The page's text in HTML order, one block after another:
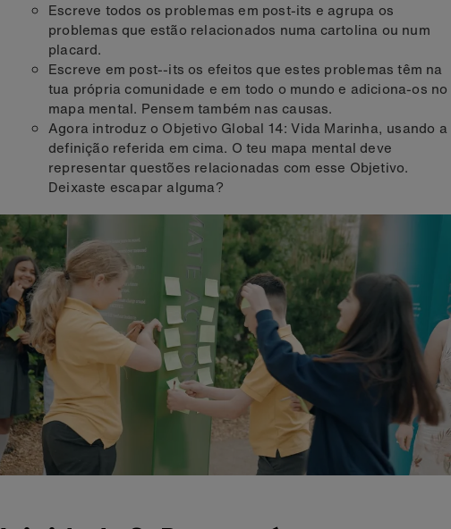
Escreve todos os problemas em post-its e agrupa os
problemas que estão relacionados numa cartolina ou num
placard.
Escreve em post--its os efeitos que estes problemas têm na
tua própria comunidade e em todo o mundo e adiciona-os no
mapa mental. Pensem também nas causas.
Agora introduz o Objetivo Global 14: Vida Marinha, usando a
definição referida em cima. O teu mapa mental deve
representar questões relacionadas com esse Objetivo.
Deixaste escapar alguma?